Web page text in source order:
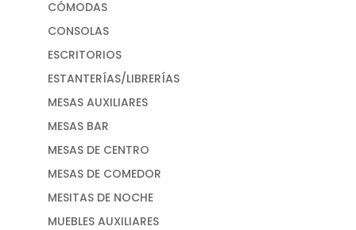
CÓMODAS
CONSOLAS
ESCRITORIOS
ESTANTERÍAS/LIBRERÍAS
MESAS AUXILIARES
MESAS BAR
MESAS DE CENTRO
MESAS DE COMEDOR
MESITAS DE NOCHE
MUEBLES AUXILIARES